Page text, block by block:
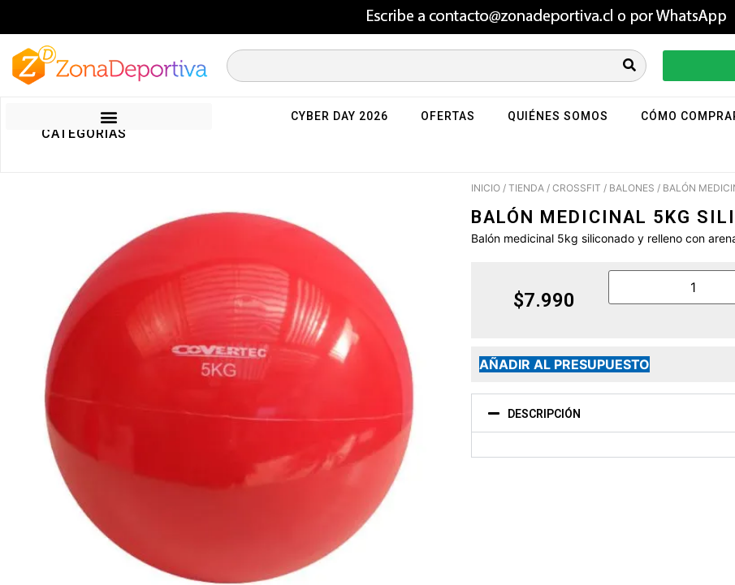
CATEGORIAS
CYBER DAY 2026 OFERTAS QUIÉNES SOMOS CÓMO
INICIO / TIENDA / CROSSFIT / BALONES / BALÓN
BALÓN MEDICINAL 5KG
Balón medicinal 5kg siliconado y relleno con
$7.990
AÑADIR AL PRESUPUESTO
DESCRIPCIÓN